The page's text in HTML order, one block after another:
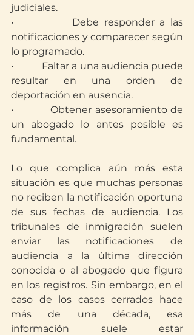
judiciales.
•           Debe responder a las
notificaciones y comparecer según
lo programado.
•           Faltar a una audiencia puede
resultar en una orden de
deportación en ausencia.
•           Obtener asesoramiento de
un abogado lo antes posible es
fundamental.
Lo que complica aún más esta
situación es que muchas personas
no reciben la notificación oportuna
de sus fechas de audiencia. Los
tribunales de inmigración suelen
enviar las notificaciones de
audiencia a la última dirección
conocida o al abogado que figura
en los registros. Sin embargo, en el
caso de los casos cerrados hace
más de una década, esa
información suele estar